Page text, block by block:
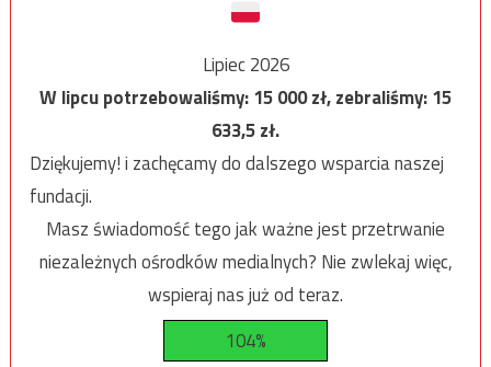
Lipiec 2026
W lipcu potrzebowaliśmy:15 000zł, zebraliśmy:15
633,5zł.
Dziękujemy! i zachęcamy do dalszego wsparcia naszej
fundacji.
Masz świadomość tego jak ważne jest przetrwanie
niezależnych ośrodków medialnych? Nie zwlekaj więc,
wspieraj nas już od teraz.
104%